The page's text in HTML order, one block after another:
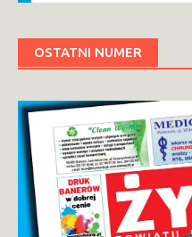
OSTATNI NUMER